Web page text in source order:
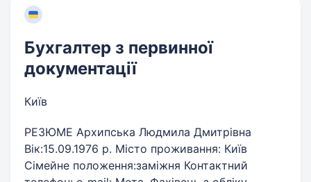
Бухгалтер з первинної
документації
Київ
РЕЗЮМЕ Архипська Людмила Дмитрівна
Вік:15.09.1976 р. Місто проживання: Київ
Сімейне положення:заміжня Контактний